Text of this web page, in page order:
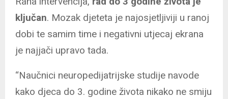
ključan. Mozak djeteta je najosjetljiviji u ranoj
dobi te samim time i negativni utjecaj ekrana
je najjači upravo tada.
“Naučnici neuropedijatrijske studije navode
kako djeca do 3. godine života nikako ne smiju